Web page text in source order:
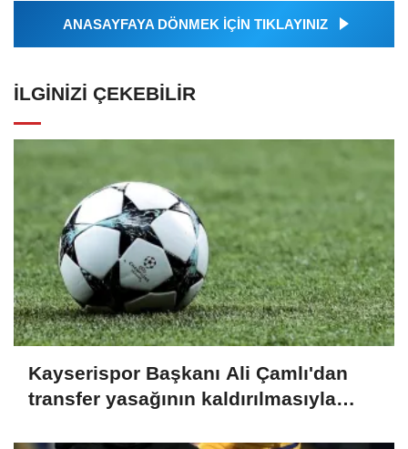
ANASAYFAYA DÖNMEK İÇİN TIKLAYINIZ
İLGINIZI ÇEKEBILIR
Kayserispor Başkanı Ali Çamlı'dan
transfer yasağının kaldırılmasıyla